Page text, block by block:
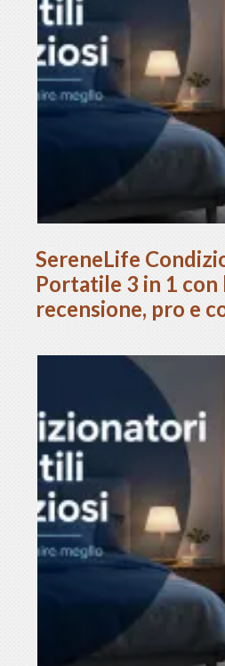
SereneLife
Portatile 3 in 1
recensione, pro e